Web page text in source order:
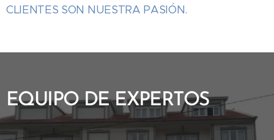
CLIENTES SON NUESTRA PASIÓN.
EQUIPO DE EXPERTOS